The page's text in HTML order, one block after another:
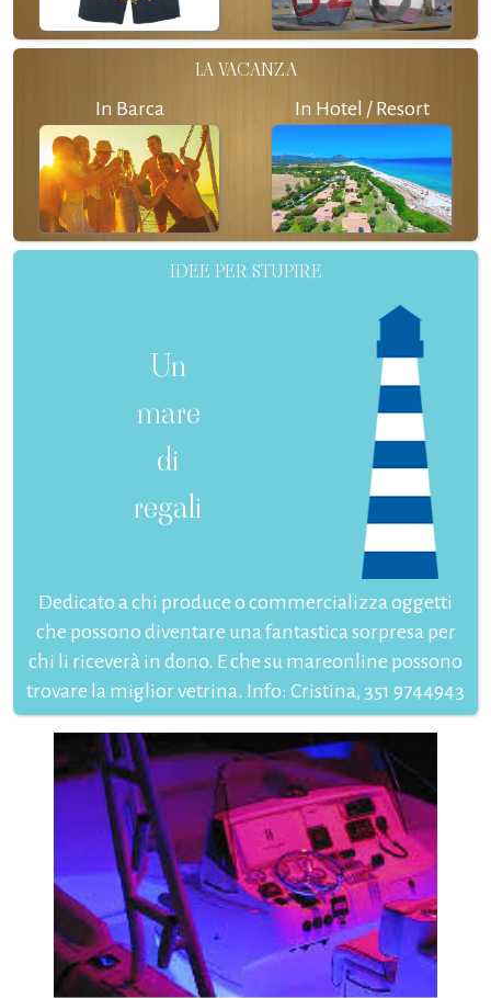
LA VACANZA
In Barca In Hotel / Resort
IDEE PER STUPIRE
Un
mare
di
regali
Dedicato a chi produce o commercializza oggetti
che possono diventare una fantastica sorpresa per
chi li riceverà in dono. E che su mareonline possono
trovare la miglior vetrina. Info: Cristina, 351 9744943